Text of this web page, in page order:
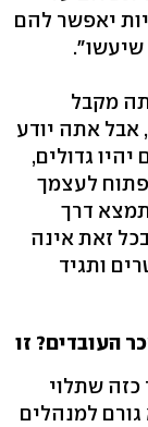
יאפשר להם
שיעשו".
מקבל
אבל אתה יודע
גדולים,
לעצמך
דרך
זאת אינה
ותגיד
העובדים? זו
שתלוי
גורם למנהלים